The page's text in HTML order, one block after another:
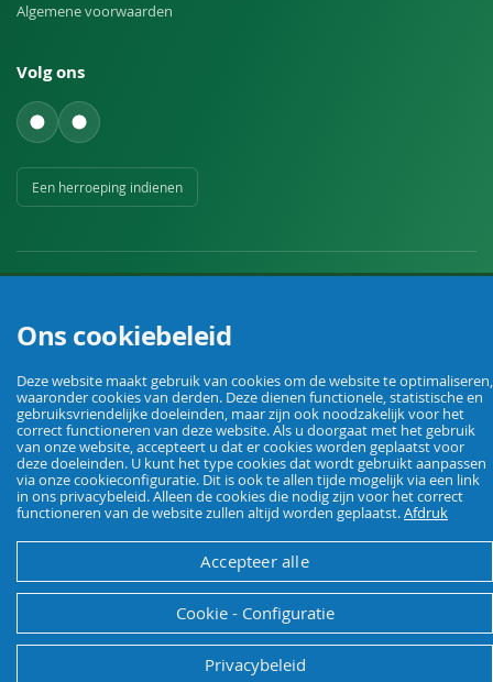
Algemene voorwaarden
Volg ons
Een herroeping indienen
Uw vakhandel voor landbouw, veehouderij, huis, erf en tuin.
© Agrarking. Alle rechten voorbehouden.
Algemene voorwaardenPrivacybeleid HerroepingsrechtColofon
Ons cookiebeleid
Deze website maakt gebruik van cookies om de website te optimaliseren,
waaronder cookies van derden. Deze dienen functionele, statistische en
gebruiksvriendelijke doeleinden, maar zijn ook noodzakelijk voor het
correct functioneren van deze website. Als u doorgaat met het gebruik
van onze website, accepteert u dat er cookies worden geplaatst voor
deze doeleinden. U kunt het type cookies dat wordt gebruikt aanpassen
via onze cookieconfiguratie. Dit is ook te allen tijde mogelijk via een link
in ons privacybeleid. Alleen de cookies die nodig zijn voor het correct
functioneren van de website zullen altijd worden geplaatst.Afdruk
Accepteer alle
Cookie - Configuratie
Privacybeleid